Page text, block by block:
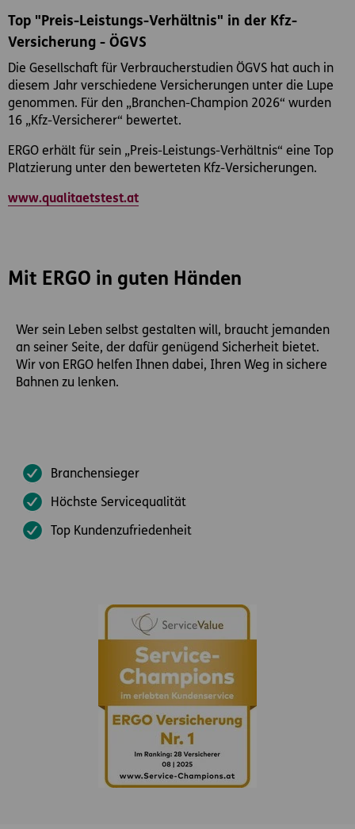
Top "Preis-Leistungs-Verhältnis" in der Kfz-
Versicherung - ÖGVS
Die Gesellschaft für Verbraucherstudien ÖGVS hat auch in
diesem Jahr verschiedene Versicherungen unter die Lupe
genommen. Für den „Branchen-Champion 2026“ wurden
16 „Kfz-Versicherer“ bewertet.
ERGO erhält für sein „Preis-Leistungs-Verhältnis“ eine Top
Platzierung unter den bewerteten Kfz-Versicherungen.
www.qualitaetstest.at
Mit ERGO in guten Händen
Wer sein Leben selbst gestalten will, braucht jemanden
an seiner Seite, der dafür genügend Sicherheit bietet.
Wir von ERGO helfen Ihnen dabei, Ihren Weg in sichere
Bahnen zu lenken.
Branchensieger
Höchste Servicequalität
Top Kundenzufriedenheit